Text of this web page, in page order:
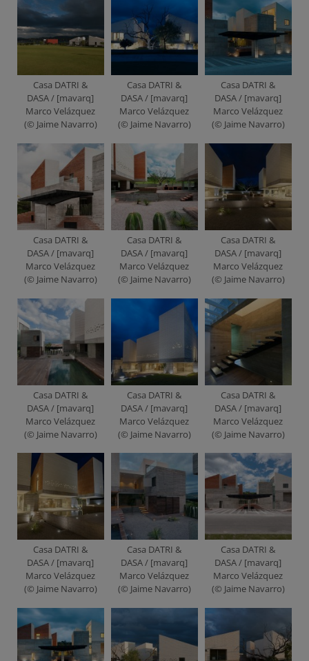
Casa DATRI &
DASA / [mavarq]
Marco Velázquez
(© Jaime Navarro)
Casa DATRI &
DASA / [mavarq]
Marco Velázquez
(© Jaime Navarro)
Casa DATRI &
DASA / [mavarq]
Marco Velázquez
(© Jaime Navarro)
Casa DATRI &
DASA / [mavarq]
Marco Velázquez
(© Jaime Navarro)
Casa DATRI &
DASA / [mavarq]
Marco Velázquez
(© Jaime Navarro)
Casa DATRI &
DASA / [mavarq]
Marco Velázquez
(© Jaime Navarro)
Casa DATRI &
DASA / [mavarq]
Marco Velázquez
(© Jaime Navarro)
Casa DATRI &
DASA / [mavarq]
Marco Velázquez
(© Jaime Navarro)
Casa DATRI &
DASA / [mavarq]
Marco Velázquez
(© Jaime Navarro)
Casa DATRI &
DASA / [mavarq]
Marco Velázquez
(© Jaime Navarro)
Casa DATRI &
DASA / [mavarq]
Marco Velázquez
(© Jaime Navarro)
Casa DATRI &
DASA / [mavarq]
Marco Velázquez
(© Jaime Navarro)